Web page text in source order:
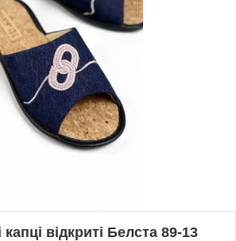
капці відкриті Белста 89-13